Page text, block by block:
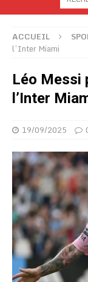
ACCUEIL
l’Inter Miami
Léo Messi
l’Inter
19/09/2025